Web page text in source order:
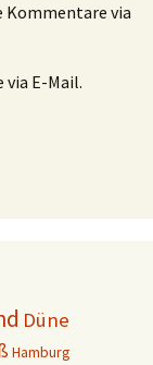
Kommentare via
E-Mail.
Düne
Hamburg